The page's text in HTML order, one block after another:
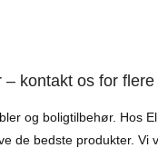
– kontakt os for
og boligtilbehør. Hos
de bedste produkter. Vi